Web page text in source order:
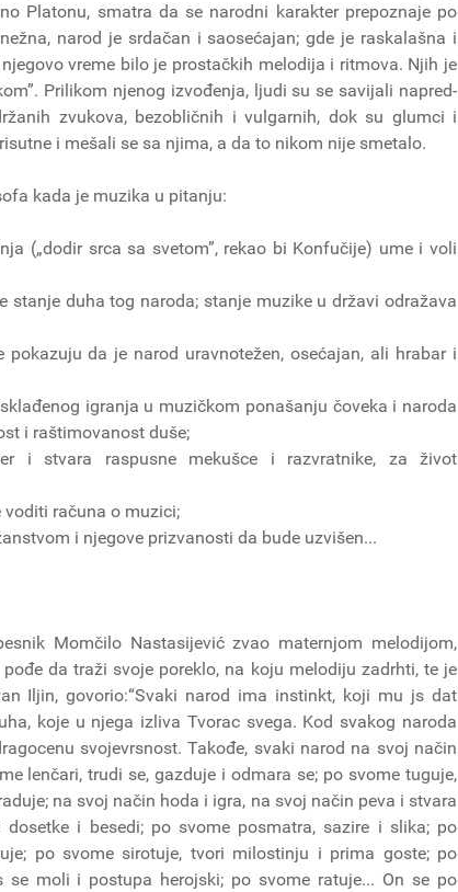
smatra da se narodni karakter prepoznaje po
narod je srdačan i saosećajan; gde je raskalašna i
vreme bilo je prostačkih melodija i ritmova. Njih je
Prilikom njenog izvođenja, ljudi su se savijali napred-
zvukova, bezobličnih i vulgarnih, dok su glumci i
i mešali se sa njima, a da to nikom nije smetalo.
kada je muzika u pitanju:
(„dodir srca sa svetom”, rekao bi Konfučije) ume i voli
stanje duha tog naroda; stanje muzike u državi odražava
da je narod uravnotežen, osećajan, ali hrabar i
igranja u muzičkom ponašanju čoveka i naroda
i raštimovanost duše;
i stvara raspusne mekušce i razvratnike, za život
voditi računa o muzici;
i njegove prizvanosti da bude uzvišen...
Momčilo Nastasijević zvao maternjom melodijom,
da traži svoje poreklo, na koju melodiju zadrhti, te je
Iljin, govorio:“Svaki narod ima instinkt, koji mu js dat
koje u njega izliva Tvorac svega. Kod svakog naroda
svojevrsnost. Takođe, svaki narod na svoj način
lenčari, trudi se, gazduje i odmara se; po svome tuguje,
na svoj način hoda i igra, na svoj način peva i stvara
i besedi; po svome posmatra, sazire i slika; po
po svome sirotuje, tvori milostinju i prima goste; po
moli i postupa herojski; po svome ratuje... On se po